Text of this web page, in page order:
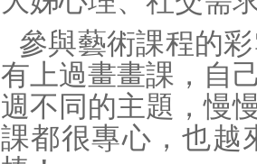
參與藝術課程的
有上過畫畫課，自
週不同的主題，慢
課都很專心，也越